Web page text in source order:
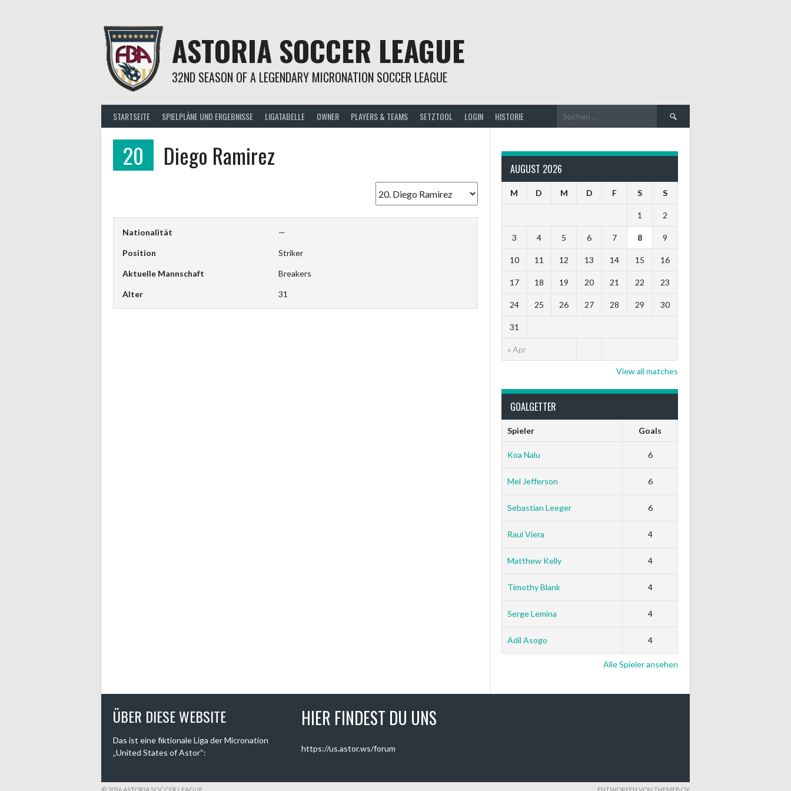
ASTORIA SOCCER LEAGUE
32ND SEASON OF A LEGENDARY MICRONATION SOCCER LEAGUE
STARTSEITE SPIELPLÄNE UND ERGEBNISSE LIGATABELLE OWNER PLAYERS & TEAMS SETZTOOL LOGIN HISTORIE
Suche
nach:
20 Diego Ramirez
Nationalität —
Position Striker
Aktuelle Mannschaft Breakers
Alter 31
AUGUST 2026
M D M D F S S
« Apr
1 2
3 4 5 6 7 8 9
10 11 12 13 14 15 16
17 18 19 20 21 22 23
24 25 26 27 28 29 30
31
View all matches
GOALGETTER
Spieler Goals
Koa Nalu 6
Mel Jefferson 6
Sebastian Leeger 6
Raul Viera 4
Matthew Kelly 4
Timothy Blank 4
Serge Lemina 4
Adil Asogo 4
Alle Spieler ansehen
ÜBER DIESE WEBSITE
Das ist eine fiktionale Liga der Micronation
„United States of Astor“:
HIER FINDEST DU UNS
https://us.astor.ws/forum